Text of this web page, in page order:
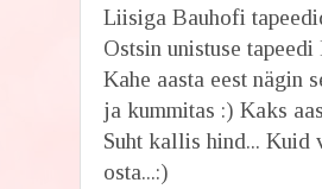
Liisiga Bauhofi
Ostsin unistuse
Kahe aasta eest nägin
ja kummitas :) Kaks
Suht kallis hind... Kuid
osta...:)